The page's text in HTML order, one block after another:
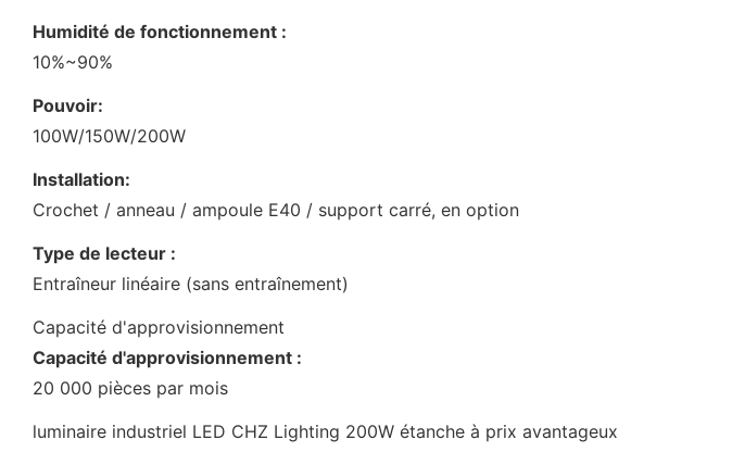
Humidité de fonctionnement :
10%~90%
Pouvoir:
100W/150W/200W
Installation:
Crochet / anneau / ampoule E40 / support carré, en option
Type de lecteur :
Entraîneur linéaire (sans entraînement)
Capacité d'approvisionnement
Capacité d'approvisionnement :
20 000 pièces par mois
luminaire industriel LED CHZ Lighting 200W étanche à prix avantageux